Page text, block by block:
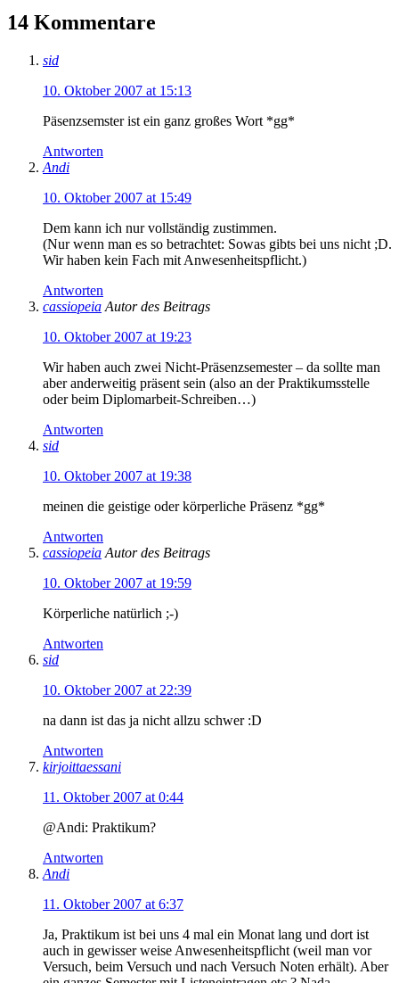
14 Kommentare
sid
10. Oktober 2007 at 15:13
Päsenzsemster ist ein ganz großes Wort *gg*
Antworten
Andi
10. Oktober 2007 at 15:49
Dem kann ich nur vollständig zustimmen.
(Nur wenn man es so betrachtet: Sowas gibts bei uns nicht ;D.
Wir haben kein Fach mit Anwesenheitspflicht.)
Antworten
cassiopeia Autor des Beitrags
10. Oktober 2007 at 19:23
Wir haben auch zwei Nicht-Präsenzsemester – da sollte man
aber anderweitig präsent sein (also an der Praktikumsstelle
oder beim Diplomarbeit-Schreiben…)
Antworten
sid
10. Oktober 2007 at 19:38
meinen die geistige oder körperliche Präsenz *gg*
Antworten
cassiopeia Autor des Beitrags
10. Oktober 2007 at 19:59
Körperliche natürlich ;-)
Antworten
sid
10. Oktober 2007 at 22:39
na dann ist das ja nicht allzu schwer :D
Antworten
kirjoittaessani
11. Oktober 2007 at 0:44
@Andi: Praktikum?
Antworten
Andi
11. Oktober 2007 at 6:37
Ja, Praktikum ist bei uns 4 mal ein Monat lang und dort ist
auch in gewisser weise Anwesenheitspflicht (weil man vor
Versuch, beim Versuch und nach Versuch Noten erhält). Aber